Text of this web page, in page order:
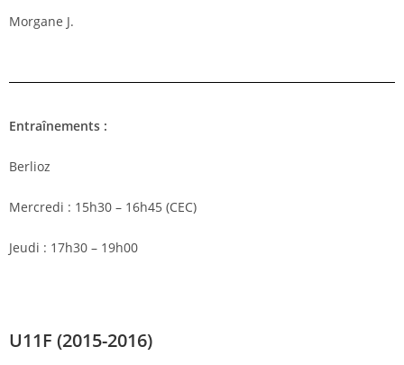
Morgane J.
Entraînements :
Berlioz
Mercredi : 15h30 – 16h45 (CEC)
Jeudi : 17h30 – 19h00
U11F (2015-2016)